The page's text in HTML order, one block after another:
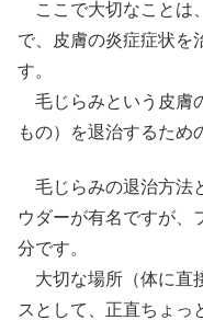
ここで大切なことは
で、皮膚の炎症症状を
す。
毛じらみという皮膚
もの）を退治するため
毛じらみの退治方法
ウダーが有名ですが、
分です。
大切な場所（体に直
スとして、正直ちょっ